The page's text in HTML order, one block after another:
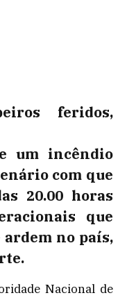
feridos,
um incêndio
com que
20.00 horas
que
ardem no país,
Nacional de